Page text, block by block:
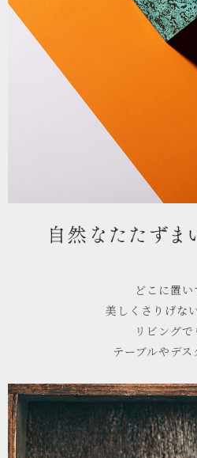
どこに置い
美しくさりげな
リビングで
テーブルやデス